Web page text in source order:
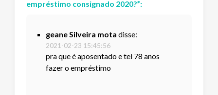
empréstimo consignado 2020?”:
geane Silveira mota disse:
2021-02-23 15:45:56
pra que é aposentado e tei 78 anos
fazer o empréstimo